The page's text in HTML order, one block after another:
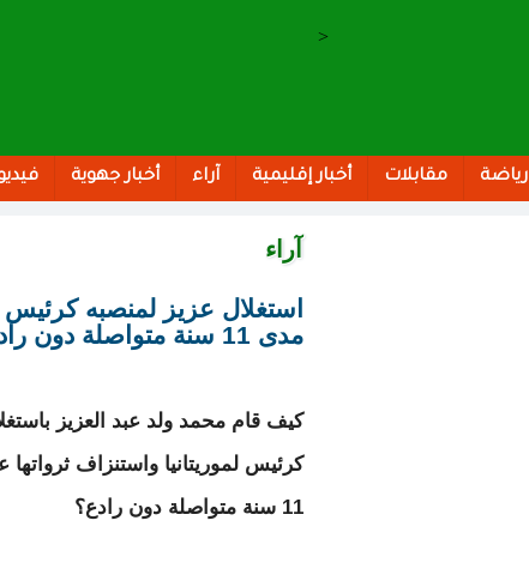
>
رياضة مقابلات أخبار إقليمية آراء أخبار جهوية
آراء
استغلال عزيز لمنصبه كرئيس
مدى 11 سنة متواصلة دون رادع
كيف قام محمد ولد عبد العزيز
كرئيس لموريتانيا واستنزاف
11 سنة متواصلة دون رادع؟